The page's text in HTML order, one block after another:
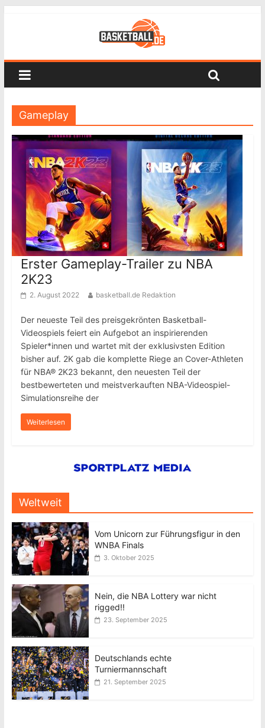
Gameplay
Erster Gameplay-Trailer zu NBA
2K23
2. August 2022 basketball.de Redaktion
Der neueste Teil des preisgekrönten Basketball-
Videospiels feiert ein Aufgebot an inspirierenden
Spieler*innen und wartet mit der exklusivsten Edition
bisher auf. 2K gab die komplette Riege an Cover-Athleten
für NBA® 2K23 bekannt, den neuesten Teil der
bestbewerteten und meistverkauften NBA-Videospiel-
Simulationsreihe der
Weiterlesen
Weltweit
Vom Unicorn zur Führungsfigur in den
WNBA Finals
3. Oktober 2025
Nein, die NBA Lottery war nicht
rigged!!
23. September 2025
Deutschlands echte
Turniermannschaft
21. September 2025